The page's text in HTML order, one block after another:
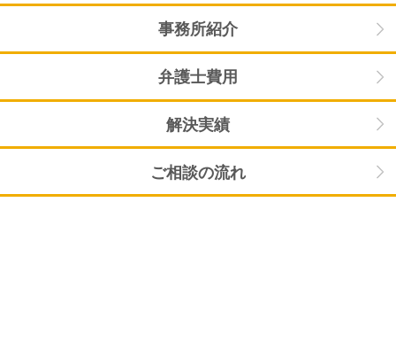
事務所紹介
弁護士費用
解決実績
ご相談の流れ